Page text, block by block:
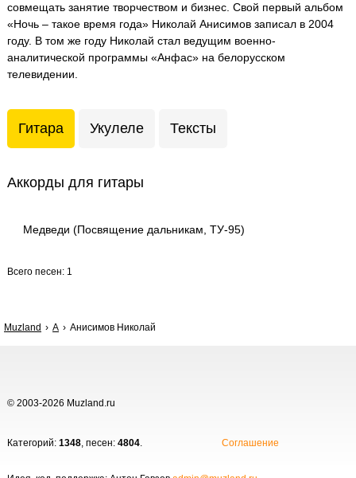
совмещать занятие творчеством и бизнес. Свой первый альбом
«Ночь – такое время года» Николай Анисимов записал в 2004
году. В том же году Николай стал ведущим военно-
аналитической программы «Анфас» на белорусском
телевидении.
Гитара Укулеле Тексты
Аккорды для гитары
Медведи (Посвящение дальникам, ТУ-95)
Всего песен: 1
Muzland А Анисимов Николай
© 2003-2026 Muzland.ru
Категорий: 1348, песен: 4804. Соглашение